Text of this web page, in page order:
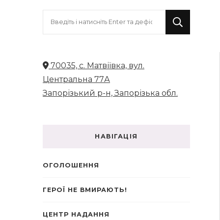
70035, с. Матвіївка, вул.
Центральна 77А
Запорізький р-н, Запорізька обл.
НАВІГАЦІЯ
ОГОЛОШЕННЯ
ГЕРОЇ НЕ ВМИРАЮТЬ!
ЦЕНТР НАДАННЯ